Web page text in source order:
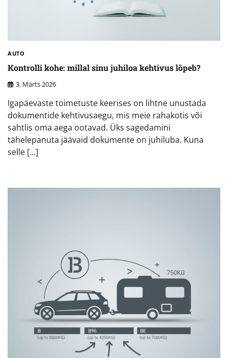
AUTO
Kontrolli kohe: millal sinu juhiloa kehtivus lõpeb?
3. Märts 2026
Igapäevaste toimetuste keerises on lihtne unustada
dokumentide kehtivusaegu, mis meie rahakotis või
sahtlis oma aega ootavad. Üks sagedamini
tähelepanuta jäävaid dokumente on juhiluba. Kuna
selle […]